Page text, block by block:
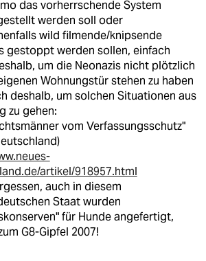
das vorherrschende System
werden soll oder
wild filmende/knipsende
gestoppt werden sollen, einfach
um die Neonazis nicht plötzlich
Wohnungstür stehen zu haben
deshalb, um solchen Situationen aus
zu gehen:
vom Verfassungsschutz"
artikel/918957.html
auch in diesem
Staat wurden
für Hunde angefertigt,
G8-Gipfel 2007!